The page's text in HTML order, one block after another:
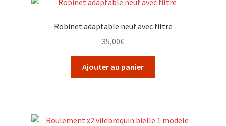
Robinet adaptable neuf avec filtre
35,00€
Ajouter au panier